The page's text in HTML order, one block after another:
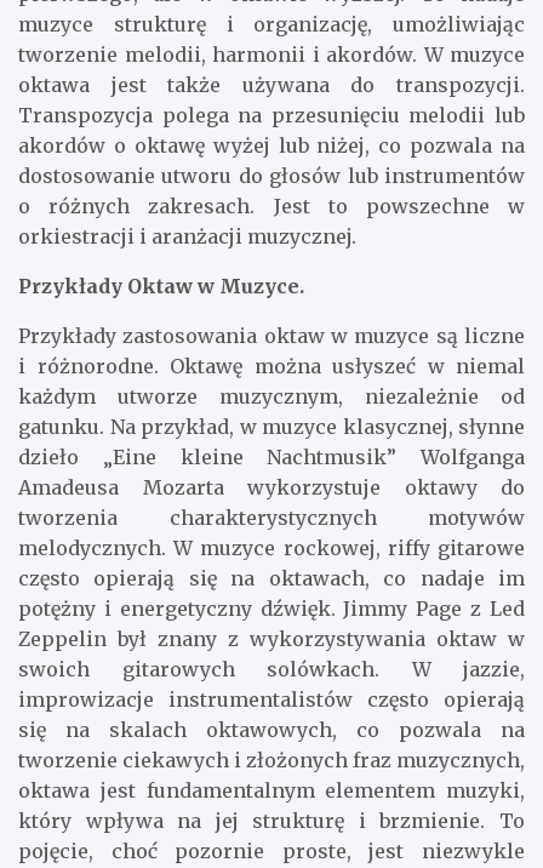
muzyce strukturę i organizację, umożliwiając
tworzenie melodii, harmonii i akordów. W muzyce
oktawa jest także używana do transpozycji.
Transpozycja polega na przesunięciu melodii lub
akordów o oktawę wyżej lub niżej, co pozwala na
dostosowanie utworu do głosów lub instrumentów
o różnych zakresach. Jest to powszechne w
orkiestracji i aranżacji muzycznej.
Przykłady Oktaw w Muzyce.
Przykłady zastosowania oktaw w muzyce są liczne
i różnorodne. Oktawę można usłyszeć w niemal
każdym utworze muzycznym, niezależnie od
gatunku. Na przykład, w muzyce klasycznej, słynne
dzieło „Eine kleine Nachtmusik” Wolfganga
Amadeusa Mozarta wykorzystuje oktawy do
tworzenia charakterystycznych motywów
melodycznych. W muzyce rockowej, riffy gitarowe
często opierają się na oktawach, co nadaje im
potężny i energetyczny dźwięk. Jimmy Page z Led
Zeppelin był znany z wykorzystywania oktaw w
swoich gitarowych solówkach. W jazzie,
improwizacje instrumentalistów często opierają
się na skalach oktawowych, co pozwala na
tworzenie ciekawych i złożonych fraz muzycznych,
oktawa jest fundamentalnym elementem muzyki,
który wpływa na jej strukturę i brzmienie. To
pojęcie, choć pozornie proste, jest niezwykle